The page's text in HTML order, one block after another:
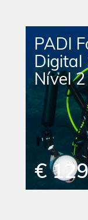
PADI
Digital
Nível
€